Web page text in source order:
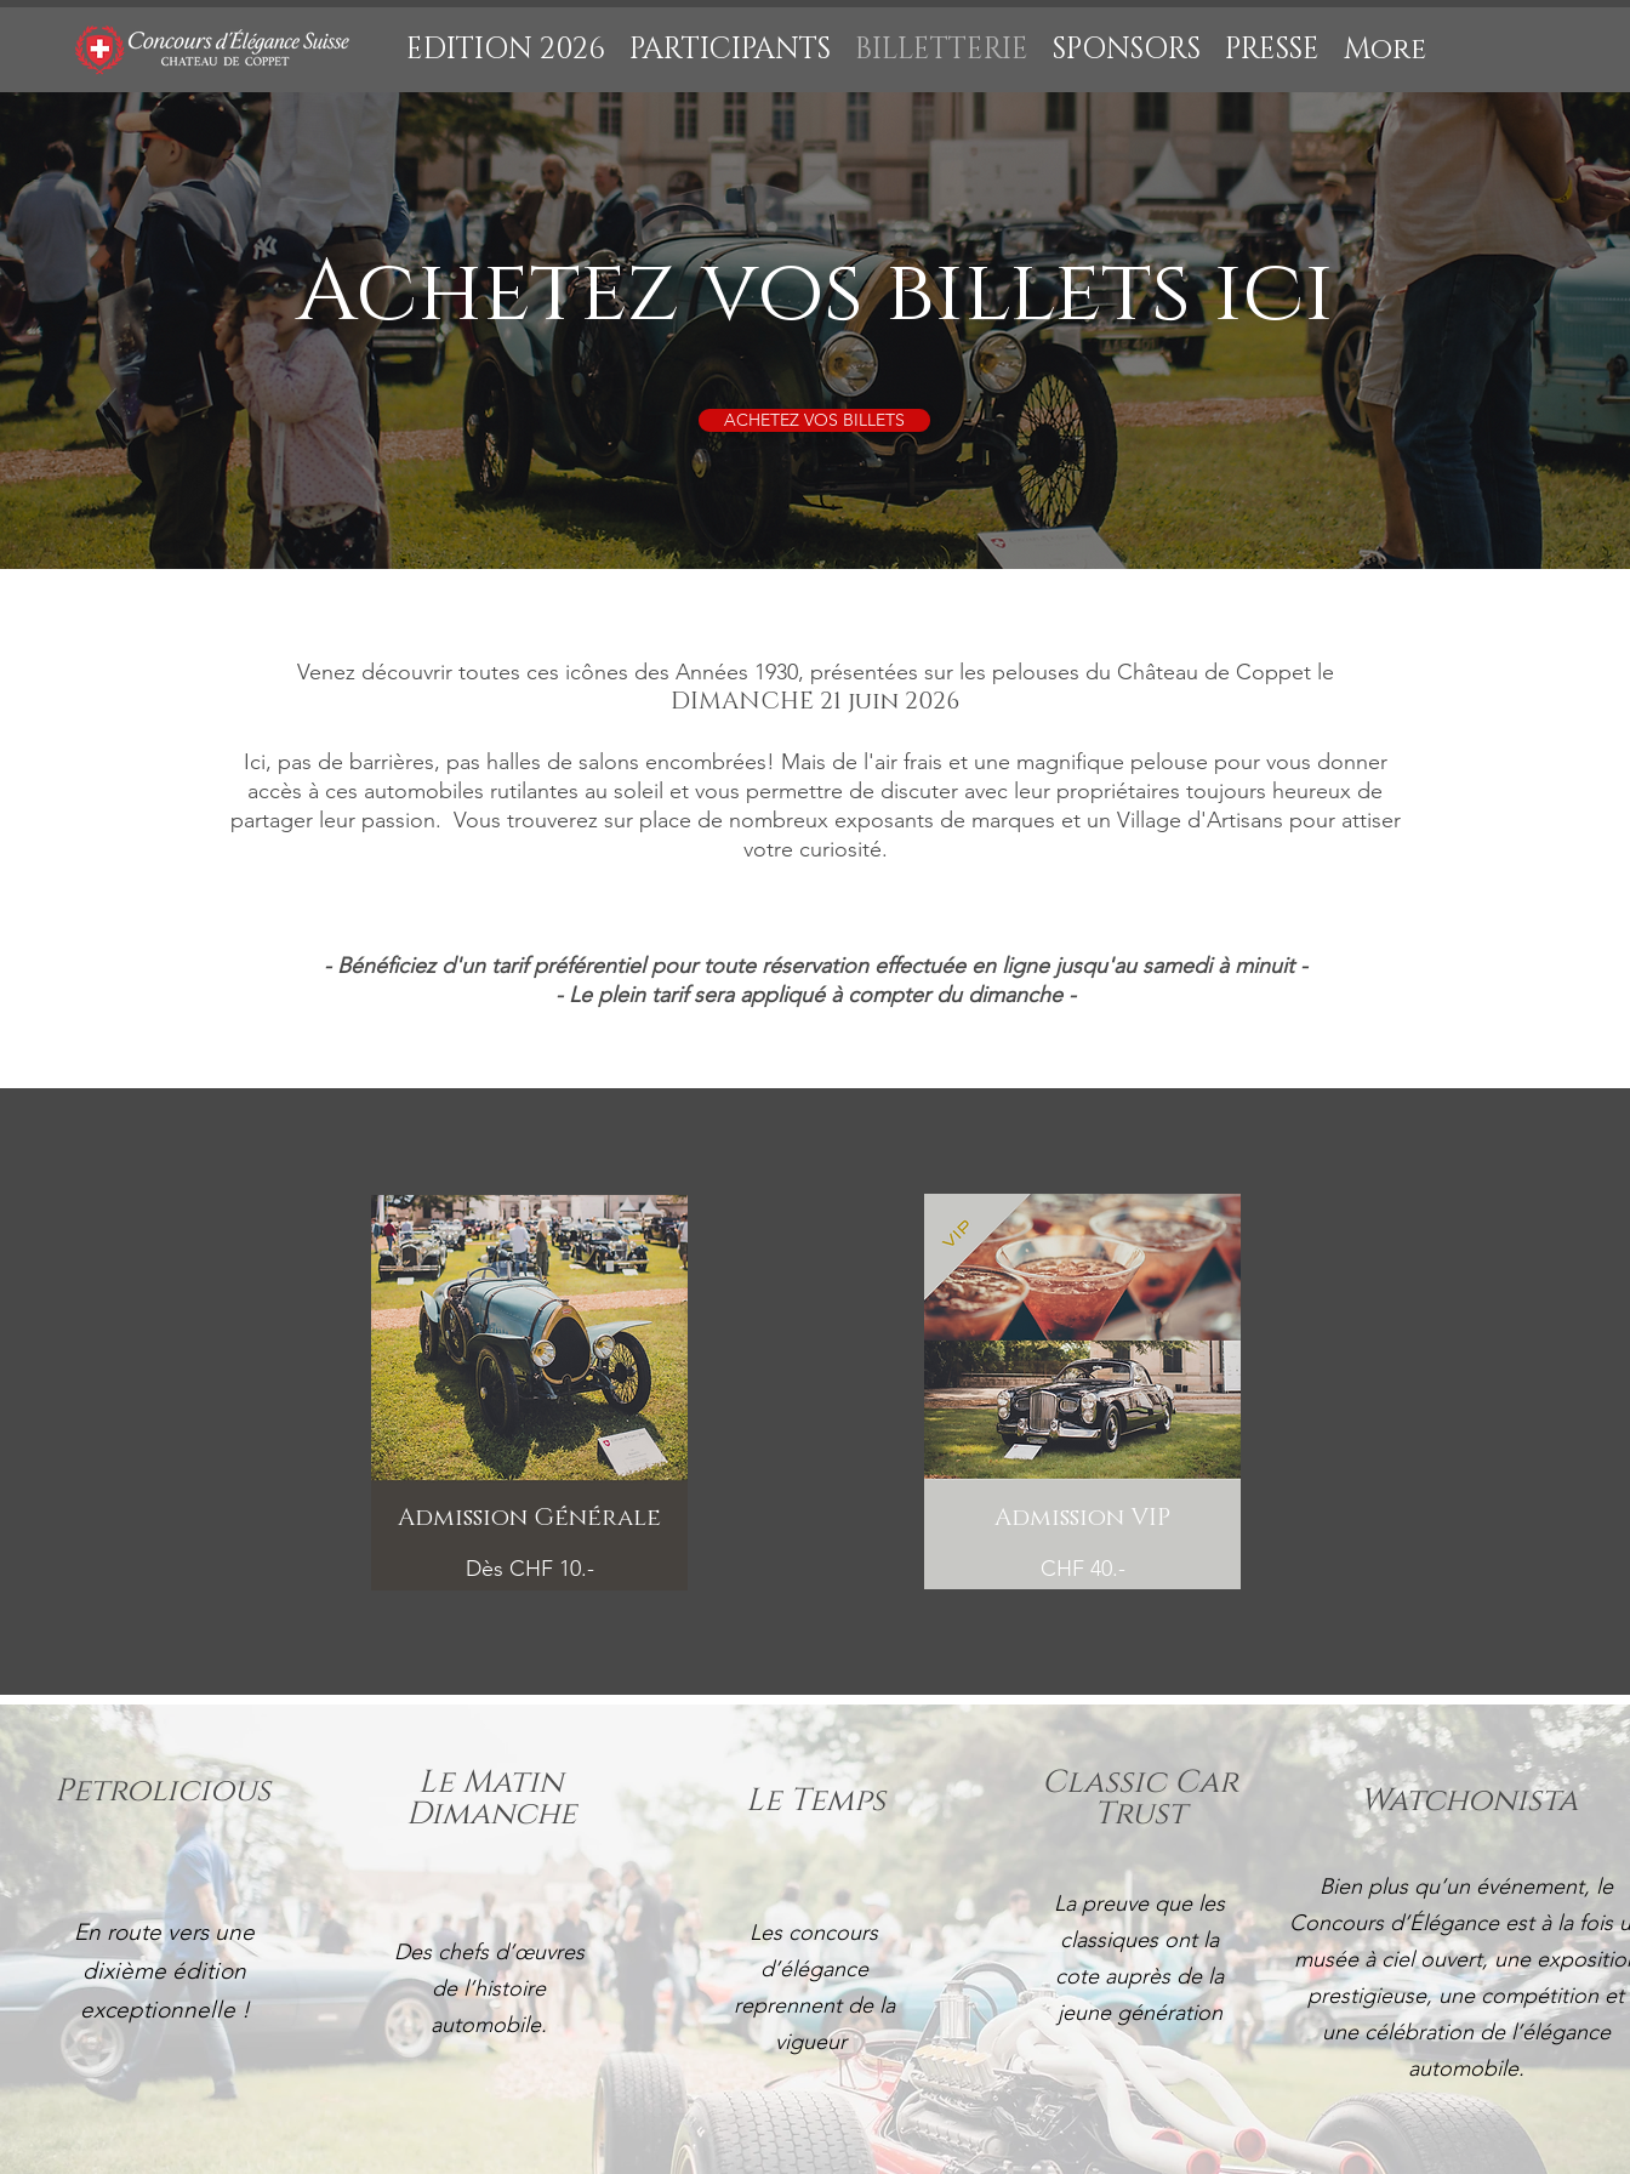
EDITION 2026 PARTICIPANTS BILLETTERIE SPONSORS PRESSE More
Achetez vos billets ici
ACHETEZ VOS BILLETS
Venez découvrir toutes ces icônes des Années 1930, présentées sur les pelouses du Château de Coppet le
DIMANCHE 21 juin 2026
Ici, pas de barrières, pas halles de salons encombrées! Mais de l'air frais et une magnifique pelouse pour vous donner
accès à ces automobiles rutilantes au soleil et vous permettre de discuter avec leur propriétaires toujours heureux de
partager leur passion. Vous trouverez sur place de nombreux exposants de marques et un Village d'Artisans pour attiser
votre curiosité.
- Bénéficiez d'un tarif préférentiel pour toute réservation effectuée en ligne jusqu'au samedi à minuit -
- Le plein tarif sera appliqué à compter du dimanche -
Admission Générale
Dès CHF 10.-
Admission VIP
CHF 40.-
Petrolicious
En route vers une
dixième édition
exceptionnelle !
Le Matin
Dimanche
Des chefs d’œuvres
de l’histoire
automobile.
Le Temps
Les concours
d’élégance
reprennent de la
vigueur
Classic Car
Trust
La preuve que les
classiques ont la
cote auprès de la
jeune génération
Watchonista
Bien plus qu’un événement, le
Concours d’Élégance est à la fois
musée à ciel ouvert, une
prestigieuse, une compétition et
une célébration de l’élégance
automobile.